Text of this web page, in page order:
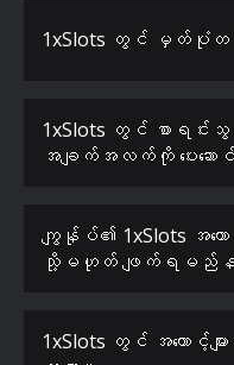
1xSlots တွင် မှတ်ပုံတ
1xSlots တွင် စာရင်
အချက်အလက်ကို ပေးဆေ
ကျွန်ုပ်၏ 1xSlots
သို့မဟုတ် ဖျက်ရမည်န
1xSlots တွင် အကောင့်